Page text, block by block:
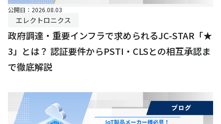
公開日：2026.08.03
エレクトロニクス
政府調達・重要インフラで求められるJC-STAR「★
3」とは？ 認証要件からPSTI・CLSとの相互承認ま
で徹底解説